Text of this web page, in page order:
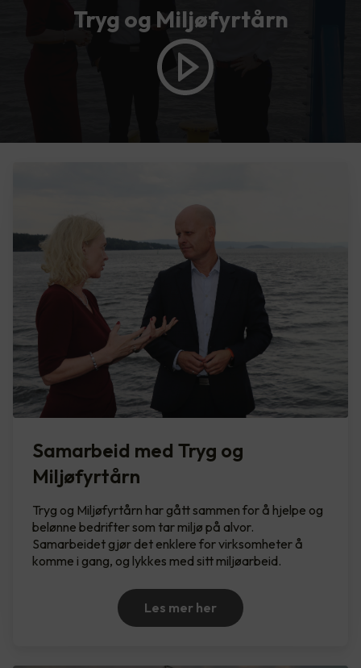
Tryg og Miljøfyrtårn
Samarbeid med Tryg og
Miljøfyrtårn
Tryg og Miljøfyrtårn har gått sammen for å hjelpe og
belønne bedrifter som tar miljø på alvor.
Samarbeidet gjør det enklere for virksomheter å
komme i gang, og lykkes med sitt miljøarbeid.
Les mer her